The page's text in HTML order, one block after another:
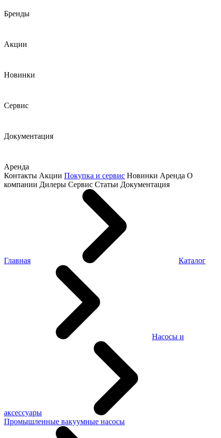
Бренды
Акции
Новинки
Сервис
Документация
Аренда
Контакты Акции Покупка и сервис Новинки Аренда О
компании Дилеры Сервис Статьи Документация
Главная Каталог
Насосы и
аксессуары
Промышленные вакуумные насосы